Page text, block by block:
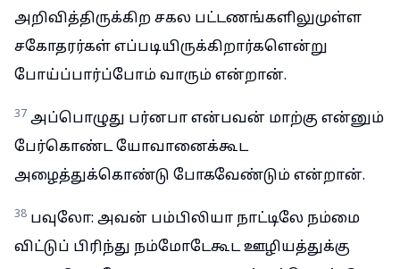
அறிவித்திருக்கிற சகல பட்டணங்களிலுமுள்ள
சகோதரர்கள் எப்படியிருக்கிறார்களென்று
போய்ப்பார்ப்போம் வாரும் என்றான்.
37 அப்பொழுது பர்னபா என்பவன் மாற்கு என்னும்
பேர்கொண்ட யோவானைக்கூட
அழைத்துக்கொண்டு போகவேண்டும் என்றான்.
38 பவுலோ: அவன் பம்பிலியா நாட்டிலே நம்மை
விட்டுப் பிரிந்து நம்மோடேகூட ஊழியத்துக்கு